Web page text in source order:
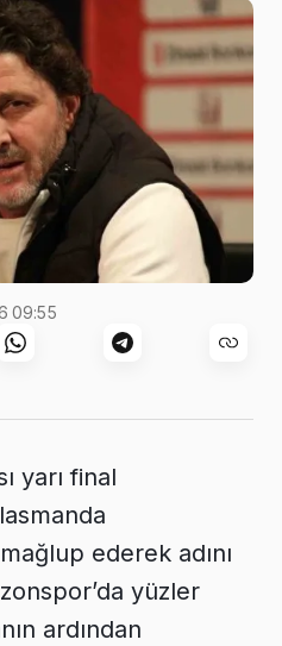
09:55
yarı final
ederek adını
yüzler
ardından